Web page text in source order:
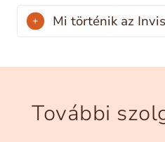
Mi történik az
További